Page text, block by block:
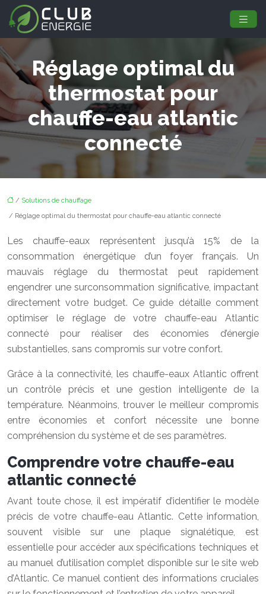
Réglage optimal du
thermostat pour
chauffe-eau atlantic
connecté
/ Solutions de chauffage
/ Réglage optimal du thermostat pour chauffe-eau atlantic connecté
Les chauffe-eaux représentent jusqu’à 15% de la
consommation énergétique d’un foyer français. Un
mauvais réglage du thermostat peut rapidement
engendrer une surconsommation significative, impactant
directement votre budget. Ce guide détaille comment
optimiser le réglage de votre chauffe-eau Atlantic
connecté pour réaliser des économies d’énergie
substantielles, sans compromis sur votre confort.
Grâce à la connectivité, les chauffe-eaux Atlantic offrent
un contrôle précis et une gestion intelligente de la
température. Néanmoins, trouver le meilleur compromis
entre économies et confort nécessite une bonne
compréhension du système et de ses paramètres.
Comprendre votre chauffe-eau
atlantic connecté
Avant toute chose, il est impératif d’identifier le modèle
précis de votre chauffe-eau Atlantic. Cette information,
souvent visible sur une plaque signalétique, est
essentielle pour accéder aux spécifications techniques et
au manuel d’utilisation complet disponible sur le site web
d’Atlantic. Ce manuel contient des informations cruciales